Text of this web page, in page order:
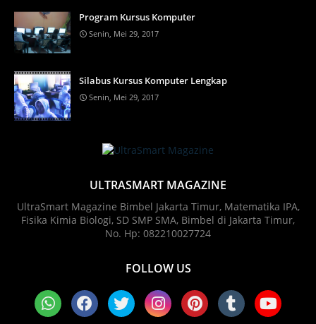
Program Kursus Komputer
Senin, Mei 29, 2017
Silabus Kursus Komputer Lengkap
Senin, Mei 29, 2017
ULTRASMART MAGAZINE
UltraSmart Magazine Bimbel Jakarta Timur, Matematika IPA,
Fisika Kimia Biologi, SD SMP SMA, Bimbel di Jakarta Timur,
No. Hp: 082210027724
FOLLOW US